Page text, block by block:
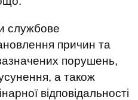
службове
причин та
порушень,
а також
відповідальності